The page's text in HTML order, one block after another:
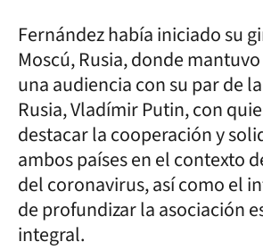
Fernández había iniciado su
Moscú, Rusia, donde
una audiencia con su par de
Rusia, Vladímir Putin, con
destacar la cooperación y
ambos países en el contexto
del coronavirus, así como el
de profundizar la asociación
integral.